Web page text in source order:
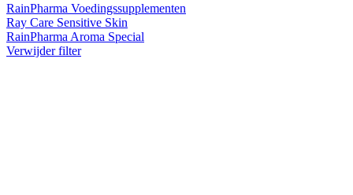
RainPharma Voedingssupplementen
Ray Care Sensitive Skin
RainPharma Aroma Special
Verwijder filter